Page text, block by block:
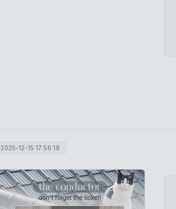
2025-12-15 17:56:18
the conductor
don't forget the ticket!